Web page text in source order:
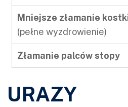
Mniejsze złamanie
(pełne wyzdrowienie)
Złamanie palców stopy
URAZY